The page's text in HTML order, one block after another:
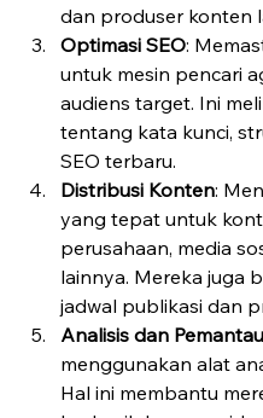
dan produser konten
Optimasi SEO:
untuk mesin pencari
audiens target. Ini
tentang kata kunci,
SEO terbaru.
Distribusi Konten:
yang tepat untuk
perusahaan, media
lainnya. Mereka juga
jadwal publikasi dan
Analisis dan
menggunakan alat
Hal ini membantu